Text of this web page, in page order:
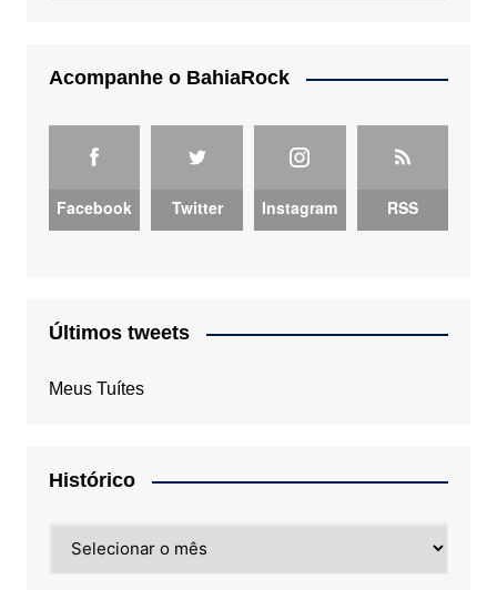
Acompanhe o BahiaRock
Facebook Twitter Instagram RSS
Últimos tweets
Meus Tuítes
Histórico